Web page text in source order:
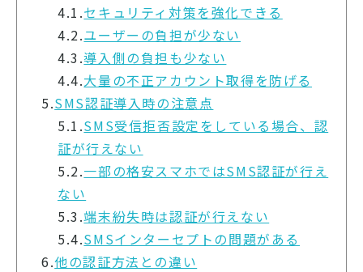
4.1.セキュリティ対策を強化できる
4.2.ユーザーの負担が少ない
4.3.導入側の負担も少ない
4.4.大量の不正アカウント取得を防げる
5.SMS認証導入時の注意点
5.1.SMS受信拒否設定をしている場合、認
証が行えない
5.2.一部の格安スマホではSMS認証が行え
ない
5.3.端末紛失時は認証が行えない
5.4.SMSインターセプトの問題がある
6.他の認証方法との違い